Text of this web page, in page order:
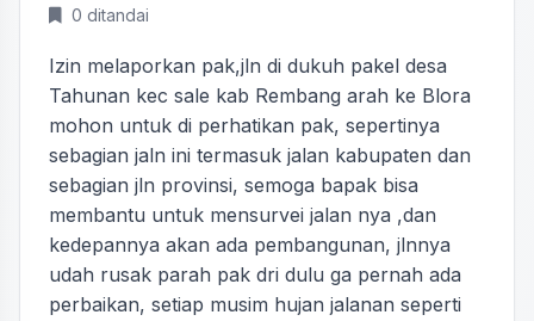
0 ditandai
Izin melaporkan pak,jln di dukuh pakel desa
Tahunan kec sale kab Rembang arah ke Blora
mohon untuk di perhatikan pak, sepertinya
sebagian jaln ini termasuk jalan kabupaten dan
sebagian jln provinsi, semoga bapak bisa
membantu untuk mensurvei jalan nya ,dan
kedepannya akan ada pembangunan, jlnnya
udah rusak parah pak dri dulu ga pernah ada
perbaikan, setiap musim hujan jalanan seperti